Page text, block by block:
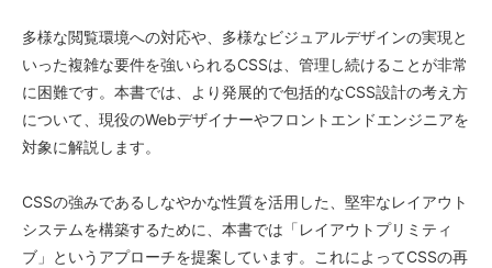
多様な閲覧環境への対応や、多様なビジュアルデザインの実現と
いった複雑な要件を強いられるCSSは、管理し続けることが非常
に困難です。本書では、より発展的で包括的なCSS設計の考え方
について、現役のWebデザイナーやフロントエンドエンジニアを
対象に解説します。
CSSの強みであるしなやかな性質を活用した、堅牢なレイアウト
システムを構築するために、本書では「レイアウトプリミティ
ブ」というアプローチを提案しています。これによってCSSの再